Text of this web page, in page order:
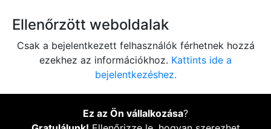
Ellenőrzött weboldalak
Csak a bejelentkezett felhasználók férhetnek hozzá
ezekhez az információkhoz. Kattints ide a
bejelentkezéshez.
Ez az Ön vállalkozása?